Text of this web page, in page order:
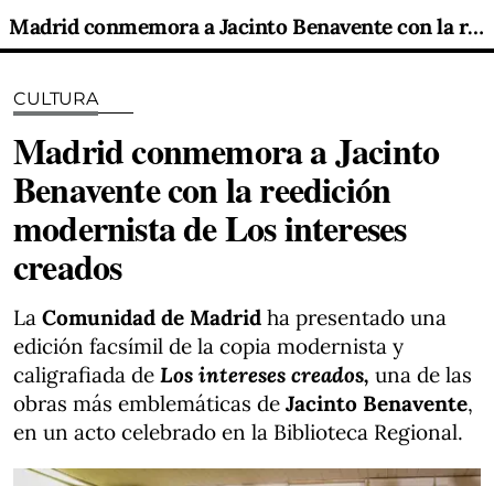
Madrid conmemora a Jacinto Benavente con la reedición modernista de Los intereses creados
CULTURA
Madrid conmemora a Jacinto
Benavente con la reedición
modernista de Los intereses
creados
La Comunidad de Madrid ha presentado una
edición facsímil de la copia modernista y
caligrafiada de Los intereses creados, una de las
obras más emblemáticas de Jacinto Benavente,
en un acto celebrado en la Biblioteca Regional.